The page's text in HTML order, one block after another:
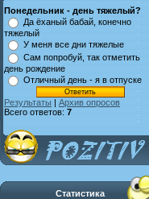
Понедельник - день тяжелый?
Да ёханый бабай, конечно
тяжелый
У меня все дни тяжелые
Сам попробуй, так отметить
день рождение
Отличный день - я в отпуске
Результаты | Архив опросов
Всего ответов: 7
Статистика